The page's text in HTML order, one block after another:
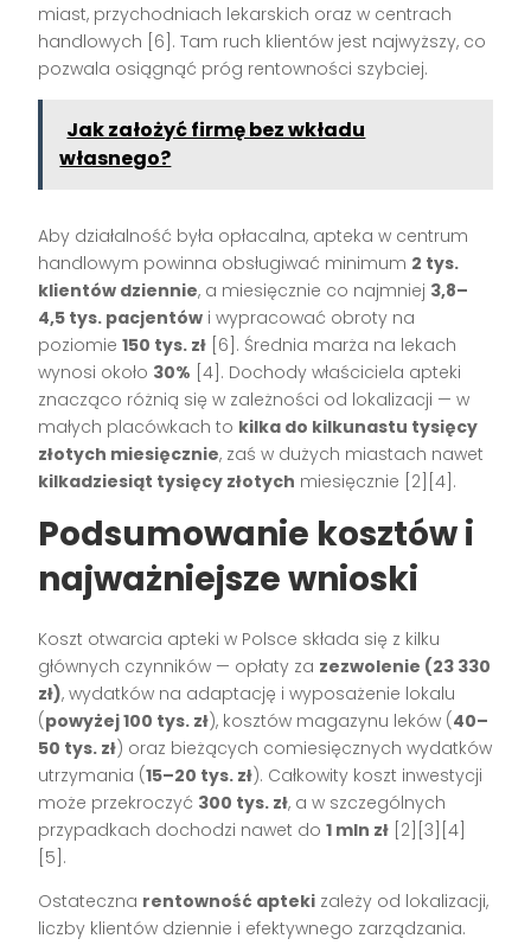
miast, przychodniach lekarskich oraz w centrach
handlowych [6] . Tam ruch klientów jest najwyższy, co
pozwala osiągnąć próg rentowności szybciej.
Jak założyć firmę bez wkładu
własnego?
Aby działalność była opłacalna, apteka w centrum
handlowym powinna obsługiwać minimum 2 tys.
klientów dziennie, a miesięcznie co najmniej 3,8–
4,5 tys. pacjentów i wypracować obroty na
poziomie150 tys. zł [6] . Średnia marża na lekach
wynosi około 30% [4] . Dochody właściciela apteki
znacząco różnią się w zależności od lokalizacji — w
małych placówkach to kilka do kilkunastu tysięcy
złotych miesięcznie, zaś w dużych miastach nawet
kilkadziesiąt tysięcy złotych miesięcznie [2][4] .
Podsumowanie kosztów i
najważniejsze wnioski
Koszt otwarcia apteki w Polsce składa się z kilku
głównych czynników — opłaty za zezwolenie (23 330
zł), wydatków na adaptację i wyposażenie lokalu
(powyżej 100 tys. zł), kosztów magazynu leków (40–
50 tys. zł) oraz bieżących comiesięcznych wydatków
utrzymania (15–20 tys. zł). Całkowity koszt inwestycji
może przekroczyć 300 tys. zł, a w szczególnych
przypadkach dochodzi nawet do1 mln zł [2][3][4]
[5] .
Ostateczna rentowność apteki zależy od lokalizacji,
liczby klientów dziennie i efektywnego zarządzania.